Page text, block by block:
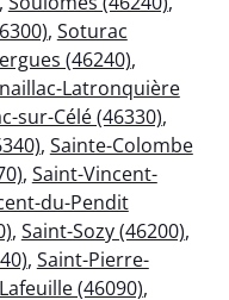
, Soturac
(46240),
Latronquière
sur-Célé (46330),
, Sainte-Colombe
, Saint-Vincent-
du-Pendit
, Saint-Sozy (46200),
, Saint-Pierre-
(46090),